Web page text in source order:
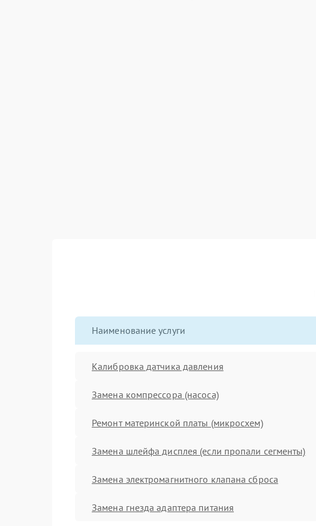
Наименование услуги
Калибровка датчика давления
Замена компрессора (насоса)
Ремонт материнской платы (микросхем)
Замена шлейфа дисплея (если пропали сегменты)
Замена электромагнитного клапана сброса
Замена гнезда адаптера питания